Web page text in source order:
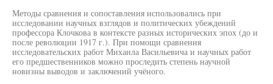
Методы сравнения и сопоставления использовались при
исследовании научных взглядов и политических убеждений
профессора Клочкова в контексте разных исторических эпох (до и
после революции 1917 г.). При помощи сравнения
исследовательских работ Михаила Васильевича и научных работ
его предшественников можно проследить степень научной
новизны выводов и заключений учёного.